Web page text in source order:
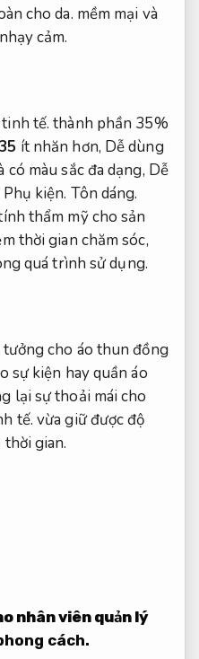
cho da. mềm mại và
cảm.
tế. thành phần 35%
ít nhăn hơn, Dễ dùng
màu sắc đa dạng, Dễ
Phụ kiện. Tôn dáng.
thẩm mỹ cho sản
thời gian chăm sóc,
quá trình sử dụng.
cho áo thun đồng
sự kiện hay quần áo
lại sự thoải mái cho
tế. vừa giữ được độ
gian.
nhân viên quản lý
cách.